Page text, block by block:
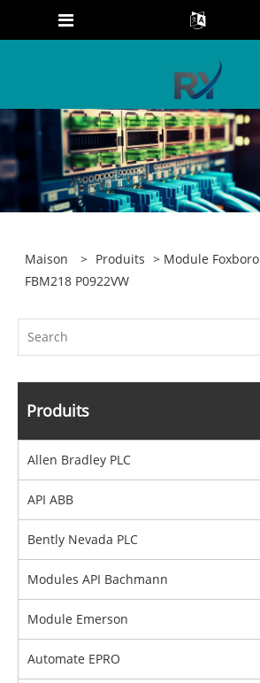
Maison > Produits > Module Foxboro
FBM218 P0922VW
Produits
Allen Bradley PLC
API ABB
Bently Nevada PLC
Modules API Bachmann
Module Emerson
Automate EPRO